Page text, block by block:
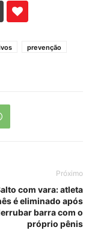
prevenção
Próximo
com vara: atleta
é eliminado após
barra com o
próprio pênis